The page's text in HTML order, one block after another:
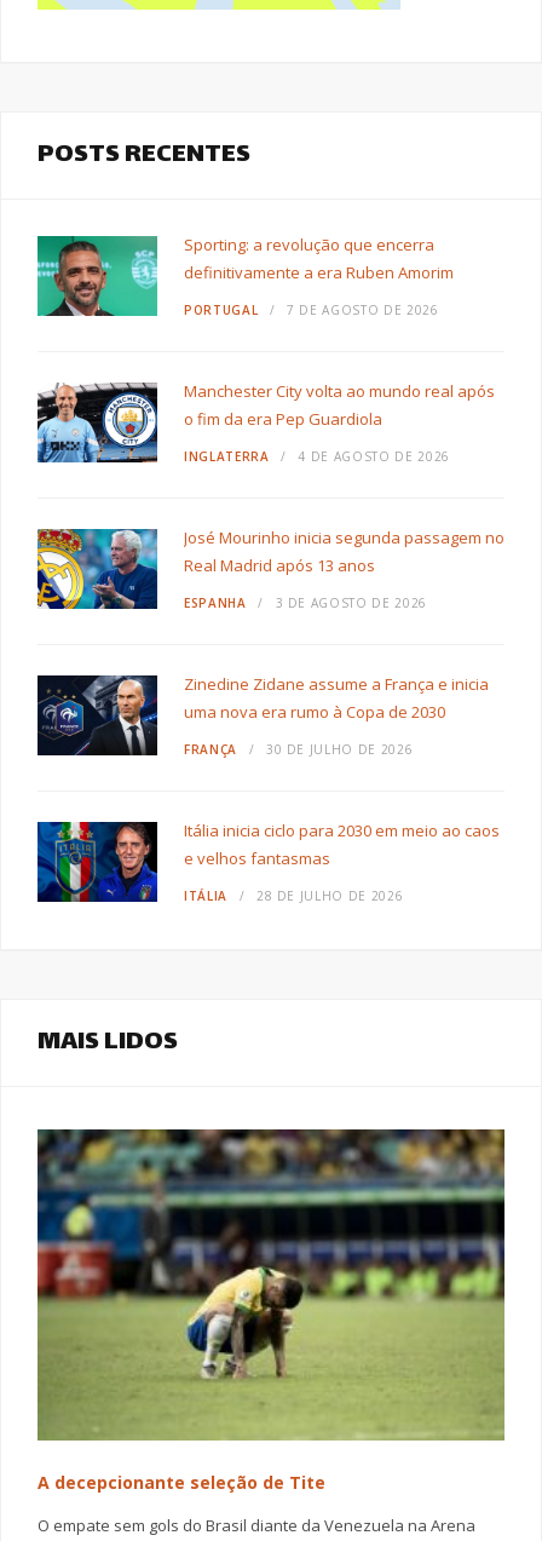
POSTS RECENTES
Sporting: a revolução que encerra
definitivamente a era Ruben Amorim
PORTUGAL 7 DE AGOSTO DE 2026
Manchester City volta ao mundo real após
o fim da era Pep Guardiola
INGLATERRA 4 DE AGOSTO DE 2026
José Mourinho inicia segunda passagem no
Real Madrid após 13 anos
ESPANHA 3 DE AGOSTO DE 2026
Zinedine Zidane assume a França e inicia
uma nova era rumo à Copa de 2030
FRANÇA 30 DE JULHO DE 2026
Itália inicia ciclo para 2030 em meio ao caos
e velhos fantasmas
ITÁLIA 28 DE JULHO DE 2026
MAIS LIDOS
A decepcionante seleção de Tite
O empate sem gols do Brasil diante da Venezuela na Arena